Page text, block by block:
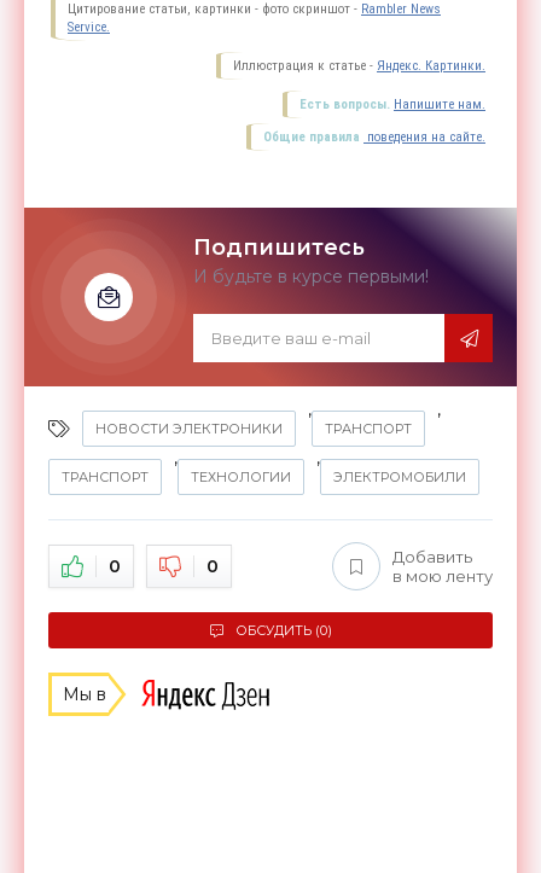
Цитирование статьи, картинки - фото скриншот - Rambler News
Service.
Иллюстрация к статье - Яндекс. Картинки.
Есть вопросы. Напишите нам.
Общие правила поведения на сайте.
Подпишитесь
И будьте в курсе первыми!
НОВОСТИ ЭЛЕКТРОНИКИ
,
ТРАНСПОРТ
,
ТРАНСПОРТ
,
ТЕХНОЛОГИИ
,
ЭЛЕКТРОМОБИЛИ
0 0
Добавить
в мою ленту
ОБСУДИТЬ (0)
Мы в